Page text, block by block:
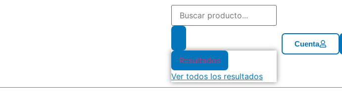
Resultados
Ver todos los resultados
Cuenta